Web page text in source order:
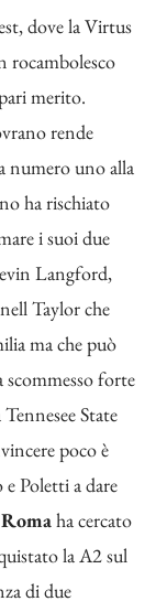
dove la Virtus
rocambolesco
merito.
rende
numero uno alla
ha rischiato
i suoi due
Langford,
Taylor che
ma che può
scommesso forte
State
poco è
Poletti a dare
ha cercato
la A2 sul
di due